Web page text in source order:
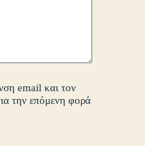
email και τον
την επόμενη φορά